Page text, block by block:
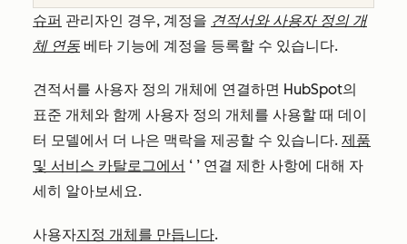
슈퍼 관리자인 경우, 계정을 견적서와 사용자 정의 개
체 연동 베타 기능에 계정을 등록할 수 있습니다.
견적서를 사용자 정의 개체에 연결하면 HubSpot의
표준 개체와 함께 사용자 정의 개체를 사용할 때 데이
터 모델에서 더 나은 맥락을 제공할 수 있습니다. 제품
및 서비스 카탈로그에서 ‘ ’ 연결 제한 사항에 대해 자
세히 알아보세요.
사용자지정 개체를 만듭니다.